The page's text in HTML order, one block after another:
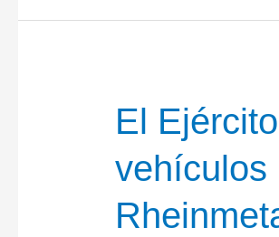
presentan
Hydra
en
Sofins
El
vehículos